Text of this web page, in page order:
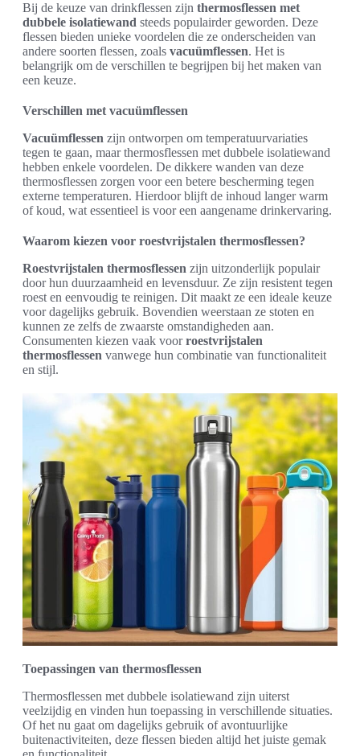
Bij de keuze van drinkflessen zijn thermosflessen met
dubbele isolatiewand steeds populairder geworden. Deze
flessen bieden unieke voordelen die ze onderscheiden van
andere soorten flessen, zoals vacuümflessen. Het is
belangrijk om de verschillen te begrijpen bij het maken van
een keuze.
Verschillen met vacuümflessen
Vacuümflessen zijn ontworpen om temperatuurvariaties
tegen te gaan, maar thermosflessen met dubbele isolatiewand
hebben enkele voordelen. De dikkere wanden van deze
thermosflessen zorgen voor een betere bescherming tegen
externe temperaturen. Hierdoor blijft de inhoud langer warm
of koud, wat essentieel is voor een aangename drinkervaring.
Waarom kiezen voor roestvrijstalen thermosflessen?
Roestvrijstalen thermosflessen zijn uitzonderlijk populair
door hun duurzaamheid en levensduur. Ze zijn resistent tegen
roest en eenvoudig te reinigen. Dit maakt ze een ideale keuze
voor dagelijks gebruik. Bovendien weerstaan ze stoten en
kunnen ze zelfs de zwaarste omstandigheden aan.
Consumenten kiezen vaak voorroestvrijstalen
thermosflessen vanwege hun combinatie van functionaliteit
en stijl.
Toepassingen van thermosflessen
Thermosflessen met dubbele isolatiewand zijn uiterst
veelzijdig en vinden hun toepassing in verschillende situaties.
Of het nu gaat om dagelijks gebruik of avontuurlijke
buitenactiviteiten, deze flessen bieden altijd het juiste gemak